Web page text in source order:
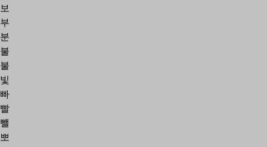
보
부
분
불
불
빛
빠
빨
뺄
뽀